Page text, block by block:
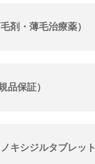
剤・薄毛治療薬）
品保証）
キシジルタブレット